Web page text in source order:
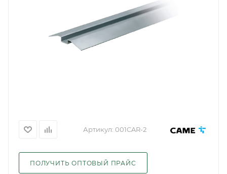
Артикул: 001CAR-2
ПОЛУЧИТЬ ОПТОВЫЙ ПРАЙС